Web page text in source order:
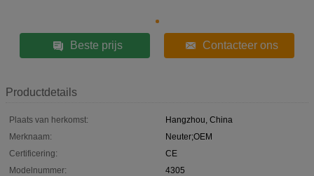
Beste prijs Contacteer ons
Productdetails
Plaats van herkomst:
Hangzhou, China
Merknaam:
Neuter;OEM
Certificering:
CE
Modelnummer:
4305